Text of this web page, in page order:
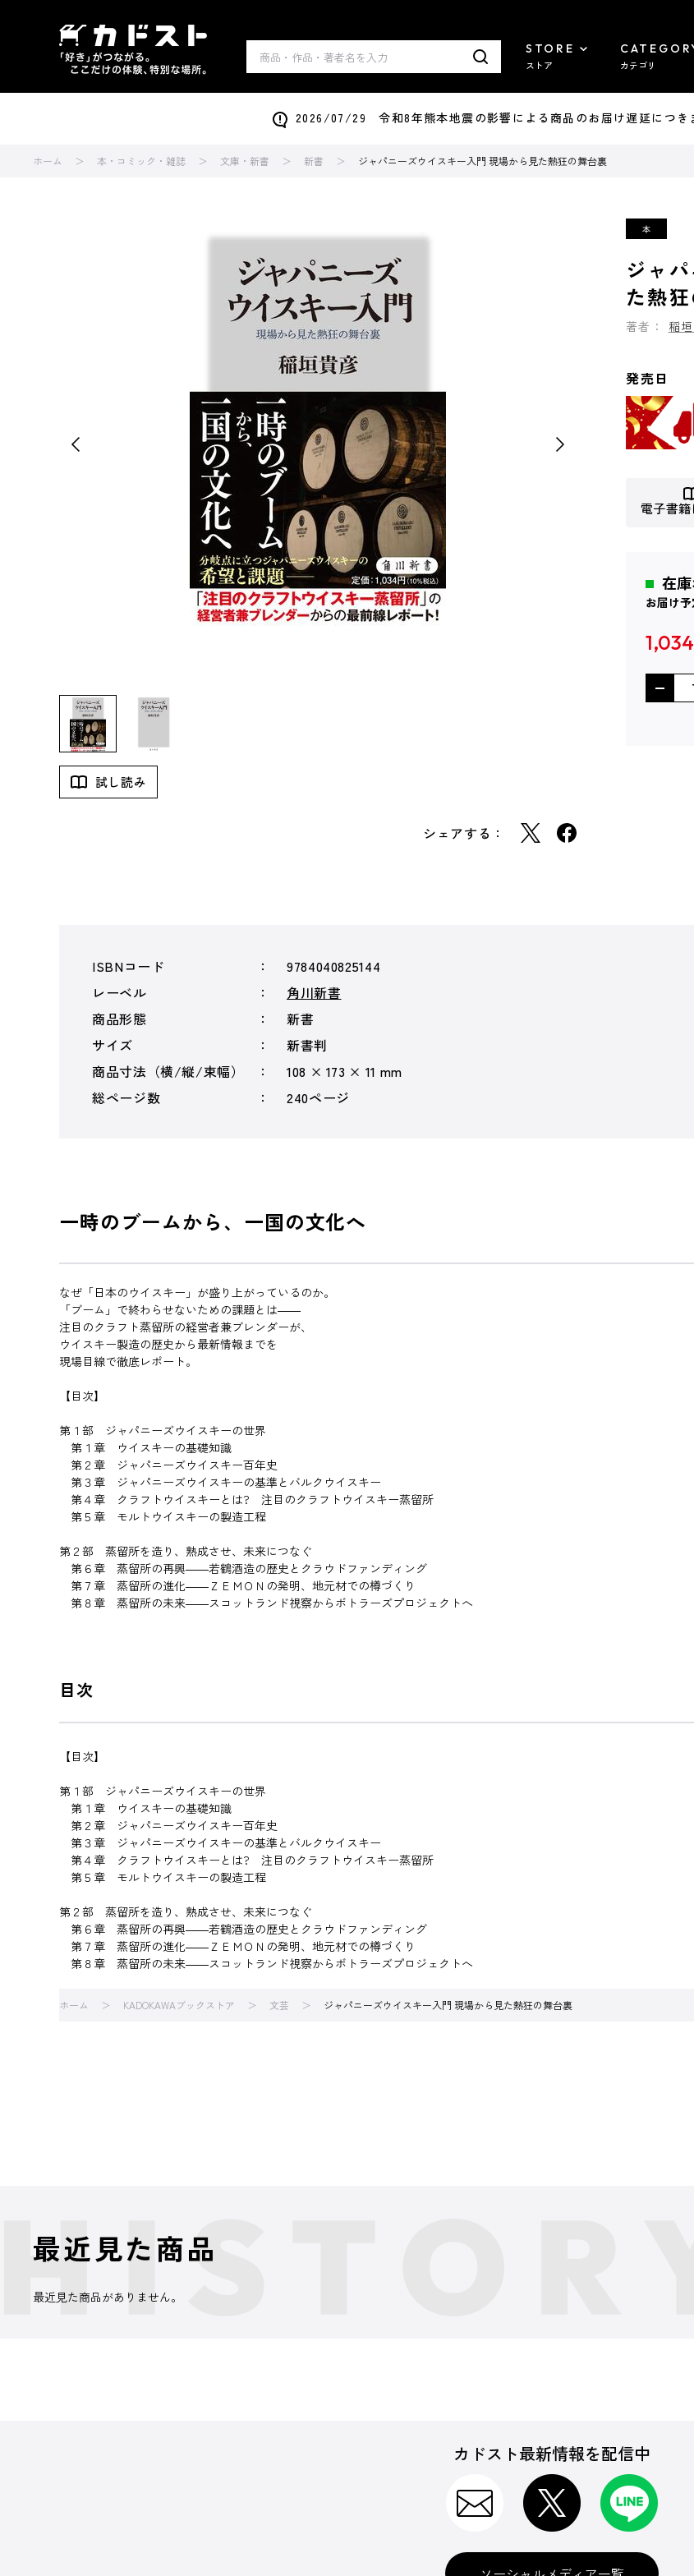
STORE
ストア カテゴリ
2026/07/29 令和8年熊本地震の影響による商品のお届け遅延につき
ホーム 本・コミック・雑誌 文庫・新書 新書 ジャパニーズウイスキー入門 現場から見た熱狂の舞台裏
試し読み
シェアする：
ジャ
た熱
著者： 稲
発売日
電子書籍
在
お届け予
1,034
ISBNコード
9784040825144
レーベル
角川新書
商品形態
新書
サイズ
新書判
商品寸法（横/縦/束幅）
108 × 173 × 11 mm
総ページ数
240ページ
一時のブームから、一国の文化へ
なぜ「日本のウイスキー」が盛り上がっているのか。
「ブーム」で終わらせないための課題とは――
注目のクラフト蒸留所の経営者兼ブレンダーが、
ウイスキー製造の歴史から最新情報までを
現場目線で徹底レポート。
【目次】
第１部 ジャパニーズウイスキーの世界
第１章 ウイスキーの基礎知識
第２章 ジャパニーズウイスキー百年史
第３章 ジャパニーズウイスキーの基準とバルクウイスキー
第４章 クラフトウイスキーとは? 注目のクラフトウイスキー蒸留所
第５章 モルトウイスキーの製造工程
第２部 蒸留所を造り、熟成させ、未来につなぐ
第６章 蒸留所の再興――若鶴酒造の歴史とクラウドファンディング
第７章 蒸留所の進化――ＺＥＭＯＮの発明、地元材での樽づくり
第８章 蒸留所の未来――スコットランド視察からボトラーズプロジェクトへ
目次
【目次】
第１部 ジャパニーズウイスキーの世界
第１章 ウイスキーの基礎知識
第２章 ジャパニーズウイスキー百年史
第３章 ジャパニーズウイスキーの基準とバルクウイスキー
第４章 クラフトウイスキーとは? 注目のクラフトウイスキー蒸留所
第５章 モルトウイスキーの製造工程
第２部 蒸留所を造り、熟成させ、未来につなぐ
第６章 蒸留所の再興――若鶴酒造の歴史とクラウドファンディング
第７章 蒸留所の進化――ＺＥＭＯＮの発明、地元材での樽づくり
第８章 蒸留所の未来――スコットランド視察からボトラーズプロジェクトへ
ホーム KADOKAWAブックストア 文芸 ジャパニーズウイスキー入門 現場から見た熱狂の舞台裏
最近見た商品
最近見た商品がありません。
カドスト最新情報を配信中